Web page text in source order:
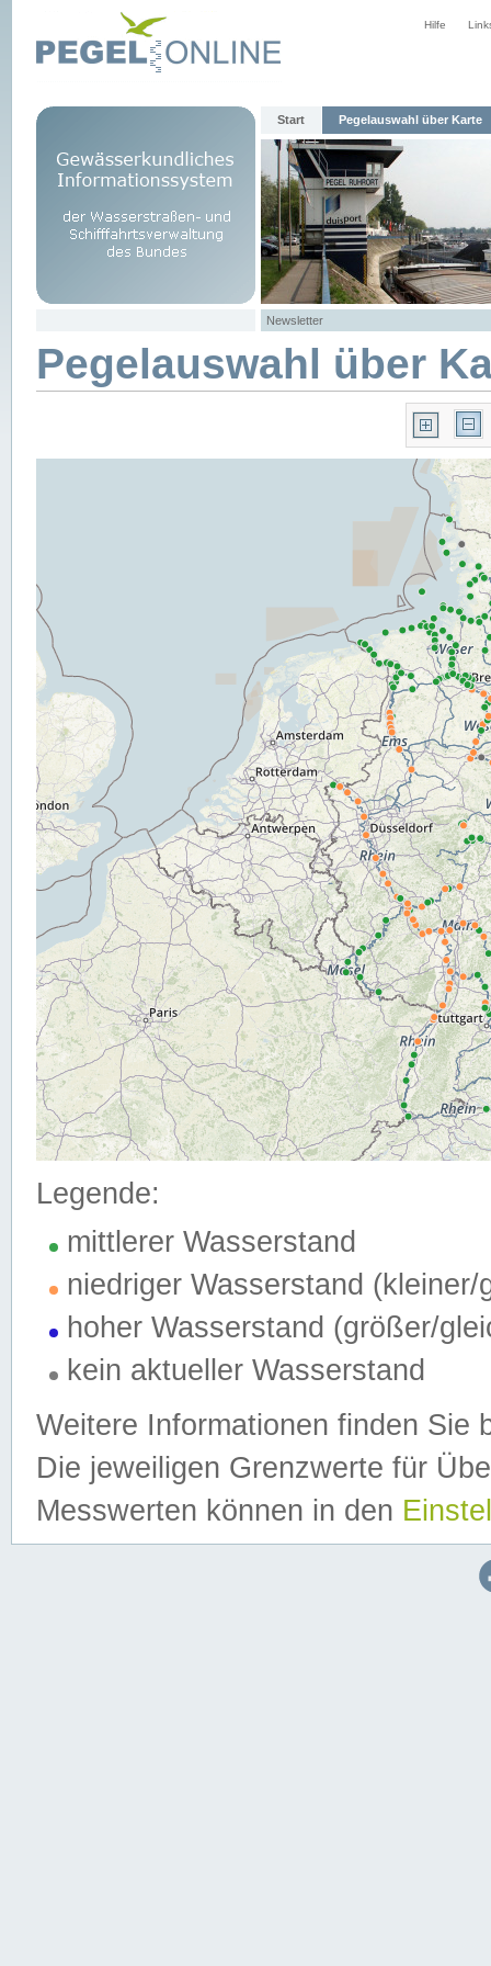
Hilfe
Start Pegelauswahl über Karte
Newsletter
Pegelauswahl über
Legende:
mittlerer Wasserstand
niedriger Wasserstand (kleiner/
hoher Wasserstand (größer/
kein aktueller Wasserstand
Weitere Informationen finden Sie
Die jeweiligen Grenzwerte für
Messwerten können in den